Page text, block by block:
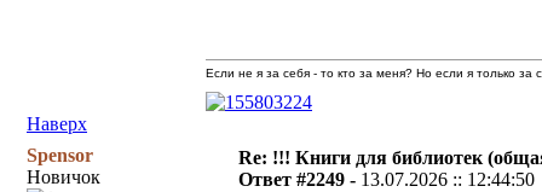
Наверх
Если не я за себя - то кто за меня? Но если я только
Spensor
Новичок
Re: !!! Книги для библиотек
Ответ #2249 - 13.07.2026 :: 12:44:50